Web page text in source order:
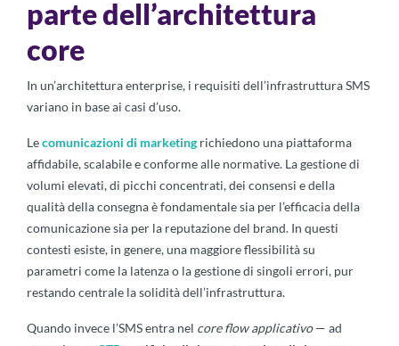
parte dell’architettura
core
In un’architettura enterprise, i requisiti dell’infrastruttura SMS
variano in base ai casi d’uso.
Lecomunicazioni di marketing richiedono una piattaforma
affidabile, scalabile e conforme alle normative. La gestione di
volumi elevati, di picchi concentrati, dei consensi e della
qualità della consegna è fondamentale sia per l’efficacia della
comunicazione sia per la reputazione del brand. In questi
contesti esiste, in genere, una maggiore flessibilità su
parametri come la latenza o la gestione di singoli errori, pur
restando centrale la solidità dell’infrastruttura.
Quando invece l’SMS entra nel core flow applicativo— ad